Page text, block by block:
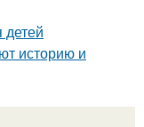
детей
историю и